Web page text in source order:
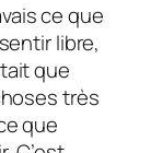
ce que
libre,
que
très
que